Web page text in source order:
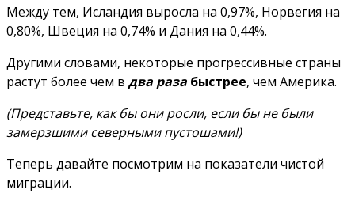
Между тем, Исландия выросла на 0,97%, Норвегия на
0,80%, Швеция на 0,74% и Дания на 0,44%.
Другими словами, некоторые прогрессивные страны
растут более чем в два раза быстрее, чем Америка.
(Представьте, как бы они росли, если бы не были
замерзшими северными пустошами!)
Теперь давайте посмотрим на показатели чистой
миграции.